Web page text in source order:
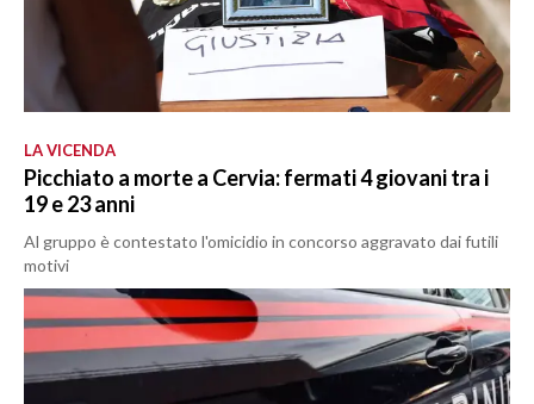
LA VICENDA
Picchiato a morte a Cervia: fermati 4 giovani tra i
19 e 23 anni
Al gruppo è contestato l'omicidio in concorso aggravato dai futili
motivi